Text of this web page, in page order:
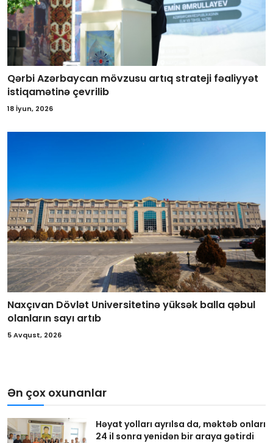
Qərbi Azərbaycan mövzusu artıq strateji fəaliyyət
istiqamətinə çevrilib
18 İyun, 2026
Naxçıvan Dövlət Universitetinə yüksək balla qəbul
olanların sayı artıb
5 Avqust, 2026
Ən çox oxunanlar
Həyat yolları ayrılsa da, məktəb onları
24 il sonra yenidən bir araya gətirdi